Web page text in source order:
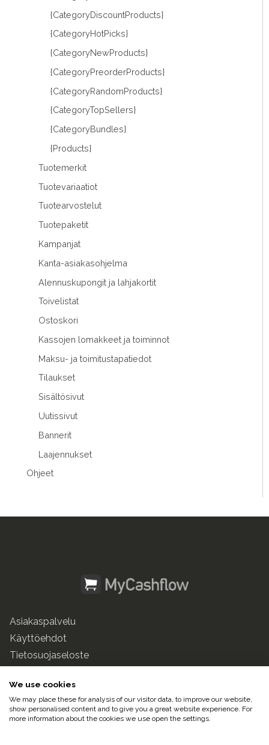
{CategoryDiscountProducts}
{CategoryHotPicks}
{CategoryNewProducts}
{CategoryPreorderProducts}
{CategoryRandomProducts}
{CategoryTopSellers}
{CategoryBundles}
{Products}
Tuotemerkit
Tuotevariaatiot
Tuotearvostelut
Tuotepaketit
Kampanjat
Kanta-asiakasohjelma
Alennuskupongit ja lahjakortit
Toivelistat
Ostoskori
Kassojen lomakkeet ja toiminnot
Maksu- ja toimitustapatiedot
Tilaukset
Sisältösivut
Uutissivut
Bannerit
Laajennukset
Ohjeet
Asiakaspalvelu
Käyttöehdot
Tietosuojaseloste
© 2025 Pulse247 Oy. Kaikki oikeudet pidätetään.
We use cookies
We may place these for analysis of our visitor data, to improve our website,
show personalised content and to give you a great website experience. For
more information about the cookies we use open the settings.